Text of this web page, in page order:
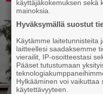
käyttäjäkokemuksen sekä
mainoksia.
Hyväksymällä suostut
Käytämme laitetunnisteita
laitteellesi saadaksemme
vierailit, IP-osoitteestasi
Pääset tutustumaan
Hylkääminen voi vaikuttaa
käytettävyyteen.